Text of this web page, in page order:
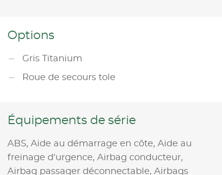
Options
Gris Titanium
Roue de secours tole
Équipements de série
ABS, Aide au démarrage en côte, Aide au
freinage d'urgence, Airbag conducteur,
Airbag passager déconnectable, Airbags